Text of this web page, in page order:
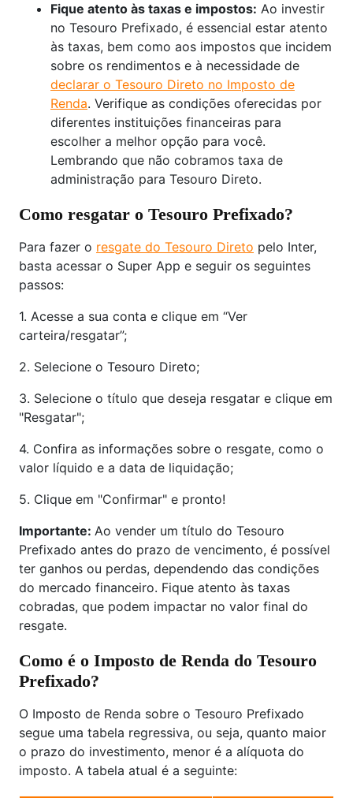
Fique atento às taxas e impostos: Ao investir
no Tesouro Prefixado, é essencial estar atento
às taxas, bem como aos impostos que incidem
sobre os rendimentos e à necessidade de
declarar o Tesouro Direto no Imposto de
Renda. Verifique as condições oferecidas por
diferentes instituições financeiras para
escolher a melhor opção para você.
Lembrando que não cobramos taxa de
administração para Tesouro Direto.
Como resgatar o Tesouro Prefixado?
Para fazer o resgate do Tesouro Direto pelo Inter,
basta acessar o Super App e seguir os seguintes
passos:
1. Acesse a sua conta e clique em “Ver
carteira/resgatar”;
2. Selecione o Tesouro Direto;
3. Selecione o título que deseja resgatar e clique em
"Resgatar";
4. Confira as informações sobre o resgate, como o
valor líquido e a data de liquidação;
5. Clique em "Confirmar" e pronto!
Importante: Ao vender um título do Tesouro
Prefixado antes do prazo de vencimento, é possível
ter ganhos ou perdas, dependendo das condições
do mercado financeiro. Fique atento às taxas
cobradas, que podem impactar no valor final do
resgate.
Como é o Imposto de Renda do Tesouro
Prefixado?
O Imposto de Renda sobre o Tesouro Prefixado
segue uma tabela regressiva, ou seja, quanto maior
o prazo do investimento, menor é a alíquota do
imposto. A tabela atual é a seguinte: